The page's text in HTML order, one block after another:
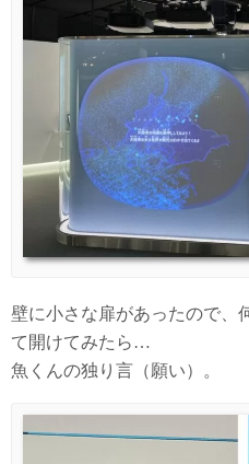
壁に小さな扉があったので、
て開けてみたら…
魚くんの独り言（願い）。